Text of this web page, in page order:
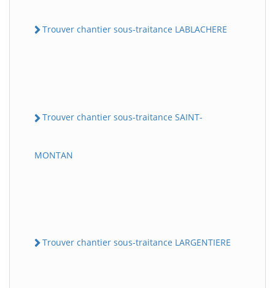
Trouver chantier sous-traitance LABLACHERE
Trouver chantier sous-traitance SAINT-
MONTAN
Trouver chantier sous-traitance LARGENTIERE